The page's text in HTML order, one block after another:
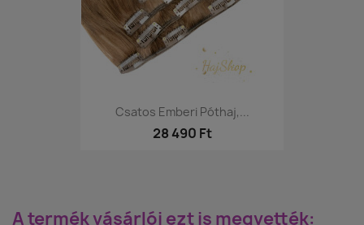
Csatos Emberi Póthaj,...
28 490 Ft
A termék vásárlói ezt is megvették: